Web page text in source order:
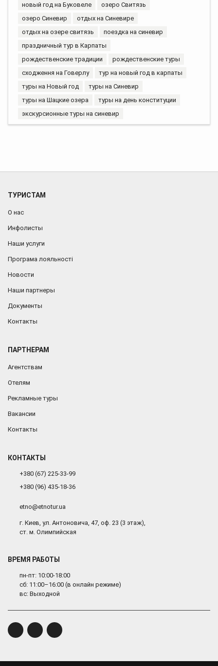
новый год на Буковеле
озеро Свитязь
озеро Синевир
отдых на Синевире
отдых на озере свитязь
поездка на синевир
праздничный тур в Карпаты
рождественские традиции
рождественские туры
сходження на Говерлу
тур на новый год в карпаты
туры на Новый год
туры на Синевир
туры на Шацкие озера
туры на день конституции
экскурсионные туры на синевир
ТУРИСТАМ
О нас
Инфолисты
Наши услуги
Програма лояльності
Новости
Наши партнеры
Документы
Контакты
ПАРТНЕРАМ
Агентствам
Отелям
Рекламные туры
Вакансии
Контакты
КОНТАКТЫ
+380 (67) 225-33-99
+380 (96) 435-18-36
etno@etnotur.ua
г. Киев, ул. Антоновича, 47, оф. 23 (3 этаж),
ст. м. Олимпийская
ВРЕМЯ РАБОТЫ
пн-пт: 10:00-18:00
сб: 11:00–16:00 (в онлайн режиме)
вс: Выходной